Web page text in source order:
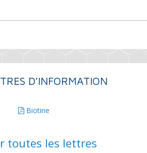
D’INFORMATION
Biotine
toutes les lettres